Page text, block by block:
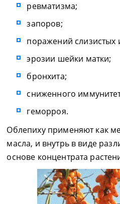
ревматизма;
запоров;
поражений слизистых
эрозии шейки матки;
бронхита;
сниженного
геморроя.
Облепиху применяют как
масла, и внутрь в виде
основе концентрата